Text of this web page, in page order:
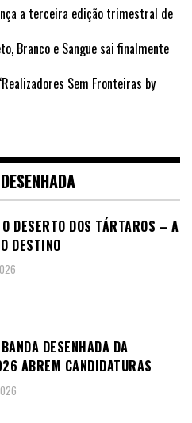
a terceira edição trimestral de
Branco e Sangue sai finalmente
Sem Fronteiras by
DESERTO DOS TÁRTAROS – A
DESTINO
DESENHADA DA
ABREM CANDIDATURAS